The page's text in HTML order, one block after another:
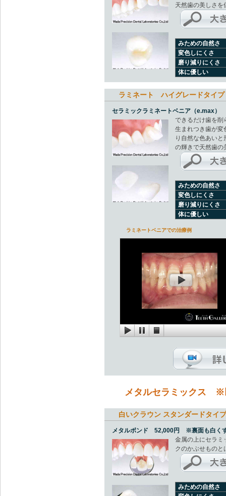
天然歯の美しさを
みための自然さ
変色しにくさ
磨り減りにくさ
体に優しい
ラミネート ハイグレードタイ
セラミックラミネートベニア（e.max）
できるだけ歯を削
生まれつき歯が変
り自然な色あい
の輝きで天然歯の
みための自然さ
変色しにくさ
磨り減りにくさ
体に優しい
ラミネートベニアでの治療例
メタルセラミックス ※
白いクラウン スタンダードタイ
メタルボンド 52,000円 ※裏面も白く
金属の上にセラミ
クのかぶせものと
みための自然さ